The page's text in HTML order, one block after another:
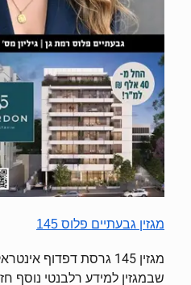
מגזין גבעתיים פלוס 145
מגזין 145 גרסת דפדוף
שבמגזין למידע רלבנטי נוסף